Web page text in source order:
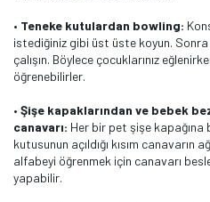
• Teneke kutulardan bowling:
istediğiniz gibi üst üste koyun.
çalışın. Böylece çocuklarınız
öğrenebilirler.
• Şişe kapaklarından ve bebek
canavarı: Her bir pet şişe kapağına
kutusunun açıldığı kısım canavarın
alfabeyi öğrenmek için canavarı
yapabilir.